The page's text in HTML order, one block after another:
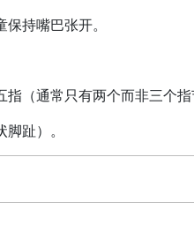
持嘴巴张开。
（通常只有两个而非三个指
趾）。